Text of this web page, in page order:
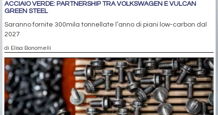
ACCIAIO VERDE: PARTNERSHIP TRA VOLKSWAGEN E VULCAN
GREEN STEEL
Saranno fornite 300mila tonnellate l’anno di piani low-carbon dal
2027
di Elisa Bonomelli